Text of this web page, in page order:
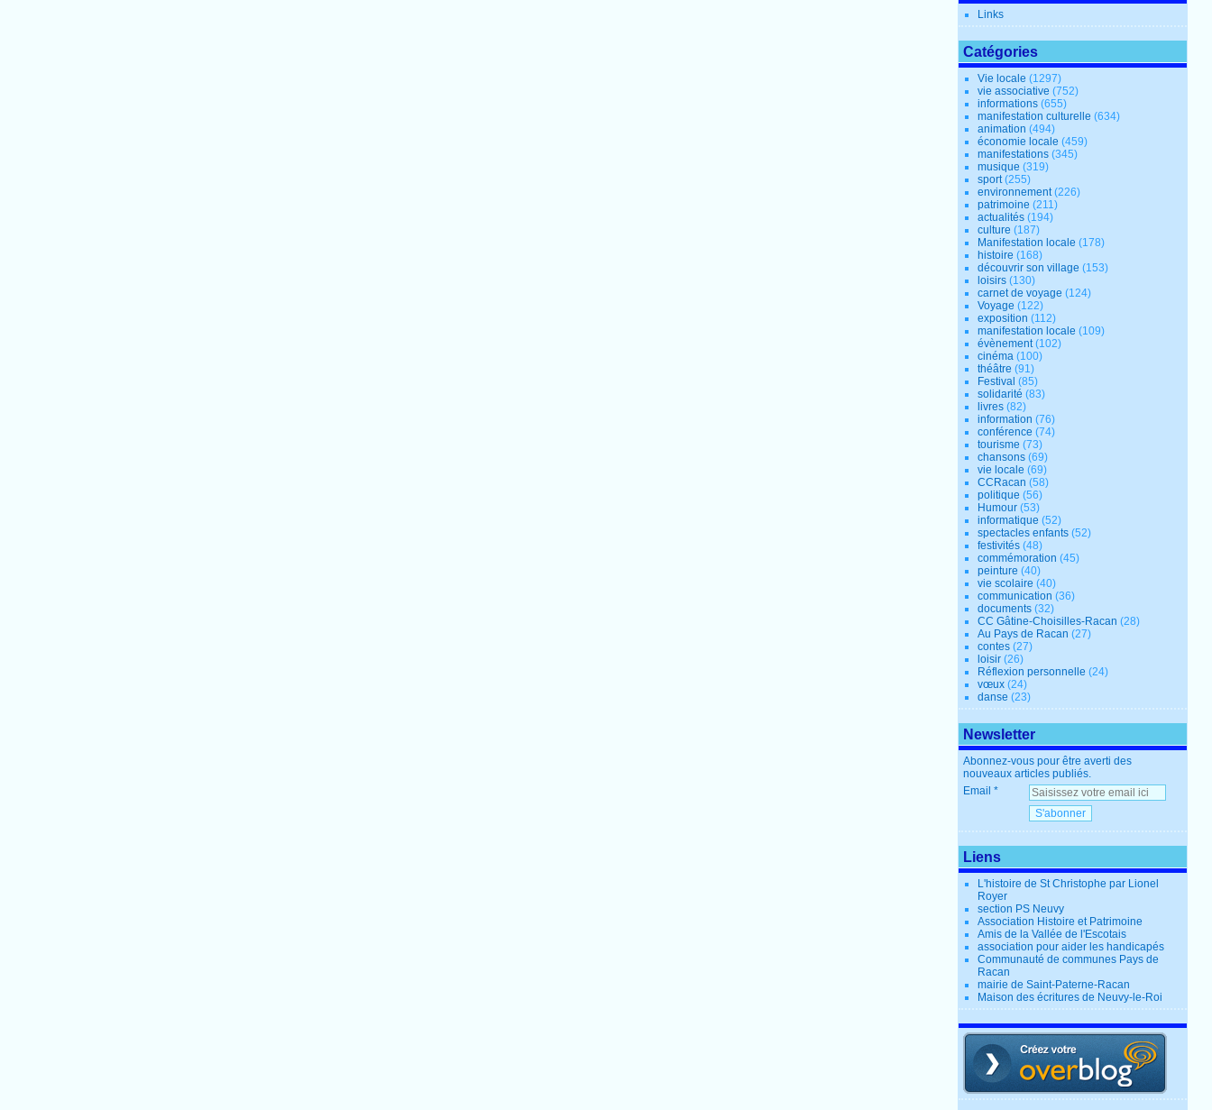
Links
Catégories
Vie locale (1297)
vie associative (752)
informations (655)
manifestation culturelle (634)
animation (494)
économie locale (459)
manifestations (345)
musique (319)
sport(255)
environnement(226)
patrimoine (211)
actualités (194)
culture (187)
Manifestation locale (178)
histoire (168)
découvrir son village (153)
loisirs (130)
carnet de voyage (124)
Voyage (122)
exposition (112)
manifestation locale (109)
évènement(102)
cinéma (100)
théâtre (91)
Festival (85)
solidarité (83)
livres (82)
information (76)
conférence (74)
tourisme (73)
chansons (69)
vie locale (69)
CCRacan (58)
politique (56)
Humour (53)
informatique (52)
spectacles enfants (52)
festivités (48)
commémoration (45)
peinture (40)
vie scolaire (40)
communication (36)
documents (32)
CC Gâtine-Choisilles-Racan (28)
Au Pays de Racan (27)
contes (27)
loisir (26)
Réflexion personnelle (24)
vœux (24)
danse (23)
Newsletter
Abonnez-vous pour être averti des
nouveaux articles publiés.
Email
Liens
L'histoire de St Christophe par Lionel
Royer
section PS Neuvy
Association Histoire et Patrimoine
Amis de la Vallée de l'Escotais
association pour aider les handicapés
Communauté de communes Pays de
Racan
mairie de Saint-Paterne-Racan
Maison des écritures de Neuvy-le-Roi